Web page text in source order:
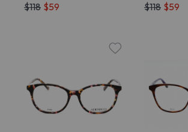
$118 $59
$118 $59